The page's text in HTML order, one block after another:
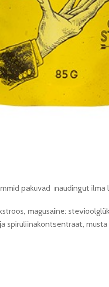
pakuvad naudingut
magusaine:
spiruliinakontsentraat,